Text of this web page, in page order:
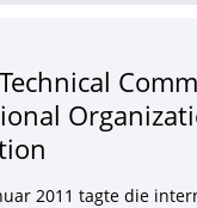
Technical
2011 tagte die